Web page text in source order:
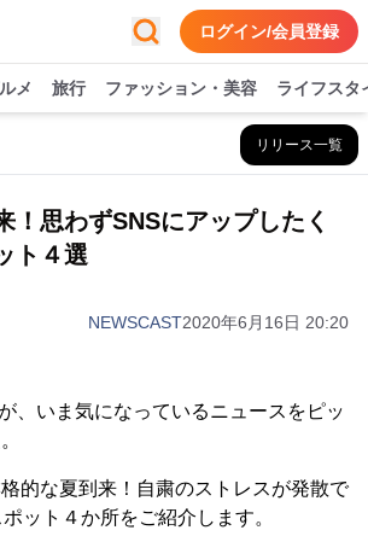
ログイン/会員登録
メ 旅行 ファッション・美容 ライフスタ
リリース一覧
！思わずSNSにアップしたく
ト４選
NEWSCAST2020年6月16日 20:20
、いま気になっているニュースをピッ
的な夏到来！自粛のストレスが発散で
ット４か所をご紹介します。